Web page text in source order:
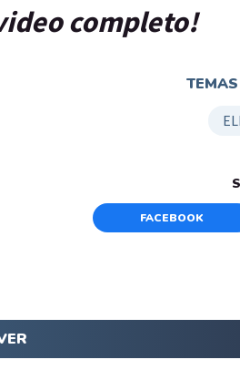
completo!
FACEBOOK